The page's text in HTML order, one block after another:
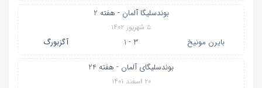
بوندسلیگا آلمان - هفته 2
۵ شهریور ۱۴۰۲
بایرن‌ مونیخ 3 - 1 آگزبورگ
بوندسلیگای آلمان - هفته 24
۲۰ اسفند ۱۴۰۱